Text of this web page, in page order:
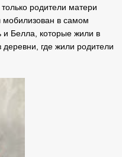
родители матери
в самом
и Белла, которые жили в
где жили родители